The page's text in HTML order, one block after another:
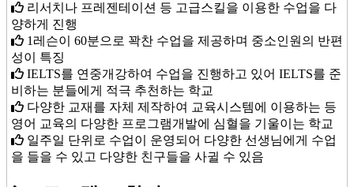
리서치나 프레젠테이션 등 고급스킬을 이용한 수업을 다
양하게 진행
1레슨이 60분으로 꽉찬 수업을 제공하며 중소인원의 반편
성이 특징
IELTS를 연중개강하여 수업을 진행하고 있어 IELTS를 준
비하는 분들에게 적극 추천하는 학교
다양한 교재를 자체 제작하여 교육시스템에 이용하는 등
영어 교육의 다양한 프로그램개발에 심혈을 기울이는 학교
일주일 단위로 수업이 운영되어 다양한 선생님에게 수업
을 들을 수 있고 다양한 친구들을 사귈 수 있음